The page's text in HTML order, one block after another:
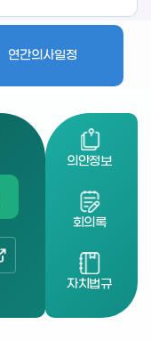
연간의사일정
의안정보
회의록
자치법규